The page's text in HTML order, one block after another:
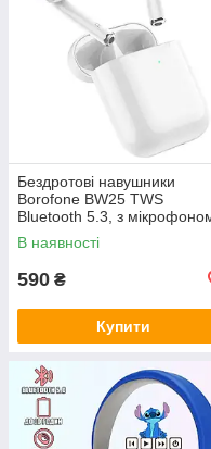
Бездротові навушники
Borofone BW25 TWS
Bluetooth 5.3, з
білі
В наявності
590 ₴
Купити